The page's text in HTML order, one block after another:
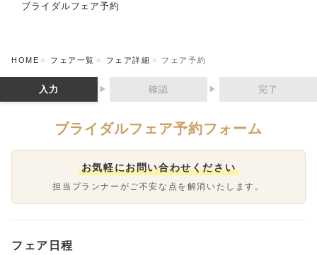
ブライダルフェア予約
HOME フェア一覧 フェア詳細 フェア予約
入力 ▶ 確認 ▶ 完了
ブライダルフェア予約フォーム
お気軽にお問い合わせください
担当プランナーがご不安な点を解消いたします。
フェア日程